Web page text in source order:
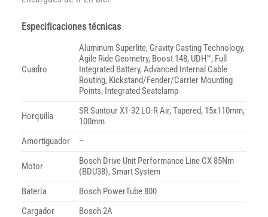
Especificaciones técnicas
Cuadro
Aluminum Superlite, Gravity Casting Technology,
Agile Ride Geometry, Boost 148, UDH™, Full
Integrated Battery, Advanced Internal Cable
Routing, Kickstand/Fender/Carrier Mounting
Points, Integrated Seatclamp
Horquilla
SR Suntour X1-32 LO-R Air, Tapered, 15x110mm,
100mm
Amortiguador
–
Motor
Bosch Drive Unit Performance Line CX 85Nm
(BDU38), Smart System
Batería
Bosch PowerTube 800
Cargador
Bosch 2A